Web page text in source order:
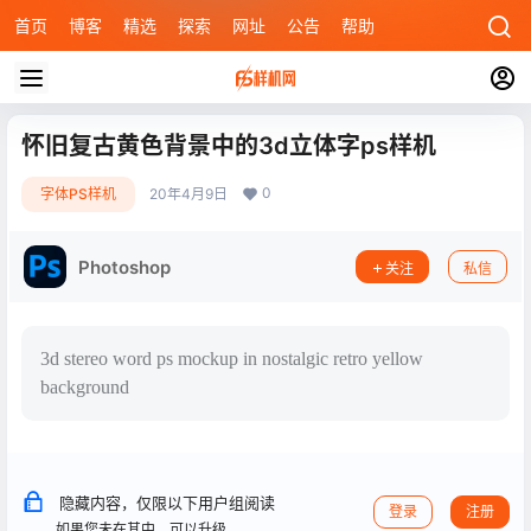
首页 博客 精选 探索 网址 公告 帮助
怀旧复古黄色背景中的3d立体字ps样机
字体PS样机 20年4月9日 0
Photoshop 关注 私信
3d stereo word ps mockup in nostalgic retro yellow
background
隐藏内容，仅限以下用户组阅读 登录 注册